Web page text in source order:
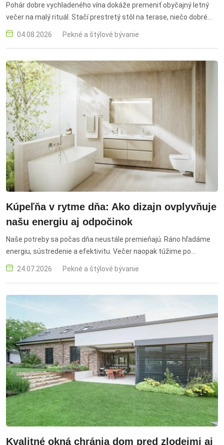
Pohár dobre vychladeného vína dokáže premeniť obyčajný letný
večer na malý rituál. Stačí prestretý stôl na terase, niečo dobré
pod zub a spoločnosť, s ktorou sa netreba nikam ponáhľať.
04.08.2026 Pekné a štýlové bývanie
Kúpeľňa v rytme dňa: Ako dizajn ovplyvňuje
našu energiu aj odpočinok
Naše potreby sa počas dňa neustále premieňajú. Ráno hľadáme
energiu, sústredenie a efektivitu. Večer naopak túžime po
upokojení, regenerácii a odstupe od okolitého sveta. Napriek tomu
trávime oba tieto okamihy v rovnakom priestore, v kúpeľni.
prirodzene reagovať na premeny ľudského tela i mysle.
24.07.2026 Pekné a štýlové bývanie
Kvalitné okná chránia dom pred zlodejmi aj